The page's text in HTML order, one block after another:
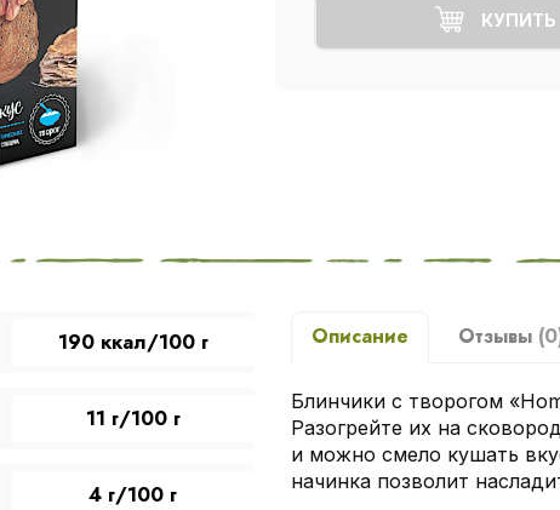
КУПИТЬ
190 ккал/100 г
11 г/100 г
4 г/100 г
Описание Отзывы
Блинчики с творогом
Разогрейте их на
и можно смело кушать
начинка позволит